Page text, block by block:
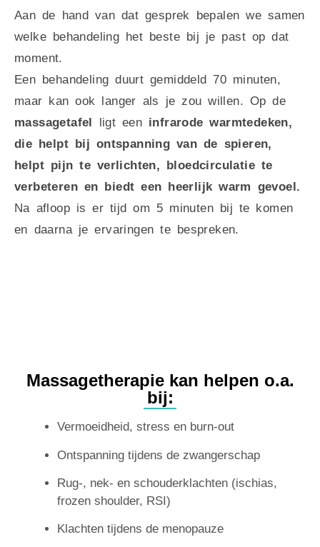
Aan de hand van dat gesprek bepalen we samen
welke behandeling het beste bij je past op dat
moment.
Een behandeling duurt gemiddeld 70 minuten,
maar kan ook langer als je zou willen. Op de
massagetafel ligt een infrarode warmtedeken,
die helpt bij ontspanning van de spieren,
helpt pijn te verlichten, bloedcirculatie te
verbeteren en biedt een heerlijk warm gevoel.
Na afloop is er tijd om 5 minuten bij te komen
en daarna je ervaringen te bespreken.
Massagetherapie kan helpen o.a.
bij:
Vermoeidheid, stress en burn-out
Ontspanning tijdens de zwangerschap
Rug-, nek- en schouderklachten (ischias,
frozen shoulder, RSI)
Klachten tijdens de menopauze